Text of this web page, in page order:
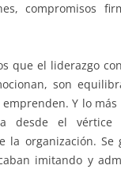
compromisos
que el liderazgo
son
Y lo
desde el
la organización. Se
imitando y